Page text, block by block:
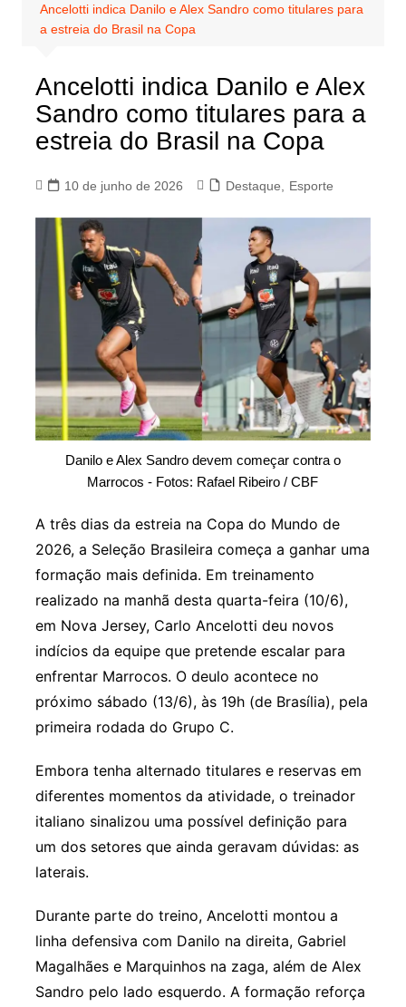
Ancelotti indica Danilo e Alex Sandro como titulares para
a estreia do Brasil na Copa
Ancelotti indica Danilo e Alex
Sandro como titulares para a
estreia do Brasil na Copa
10 de junho de 2026 Destaque Esporte
Danilo e Alex Sandro devem começar contra o
Marrocos - Fotos: Rafael Ribeiro / CBF
A três dias da estreia na Copa do Mundo de
2026, a Seleção Brasileira começa a ganhar uma
formação mais definida. Em treinamento
realizado na manhã desta quarta-feira (10/6),
em Nova Jersey, Carlo Ancelotti deu novos
indícios da equipe que pretende escalar para
enfrentar Marrocos. O deulo acontece no
próximo sábado (13/6), às 19h (de Brasília), pela
primeira rodada do Grupo C.
Embora tenha alternado titulares e reservas em
diferentes momentos da atividade, o treinador
italiano sinalizou uma possível definição para
um dos setores que ainda geravam dúvidas: as
laterais.
Durante parte do treino, Ancelotti montou a
linha defensiva com Danilo na direita, Gabriel
Magalhães e Marquinhos na zaga, além de Alex
Sandro pelo lado esquerdo. A formação reforça